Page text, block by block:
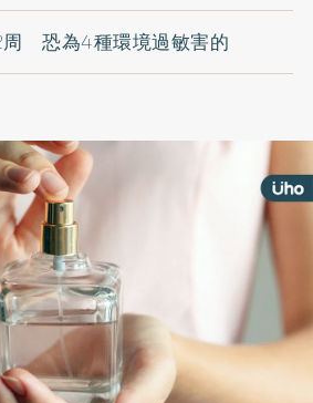
周 恐為4種環境過敏害的